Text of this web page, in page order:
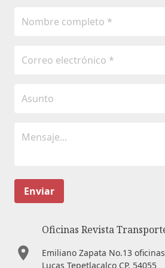
Enviar
Oficinas Revista
Emiliano Zapata No.13
Lucas Tepetlacalco CP. 54055